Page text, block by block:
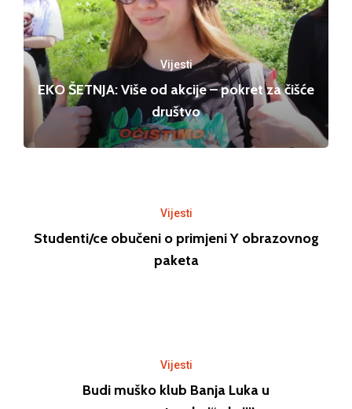
Vijesti
EKO ŠETNJA: Više od akcije – pokret za čišće
društvo
Vijesti
Studenti/ce obučeni o primjeni Y obrazovnog
paketa
Vijesti
Budi muško klub Banja Luka u